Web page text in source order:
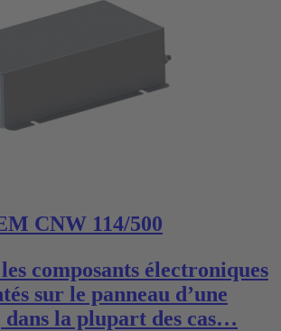
CNW 114/500
composants électroniques
sur le panneau d’une
la plupart des cas…